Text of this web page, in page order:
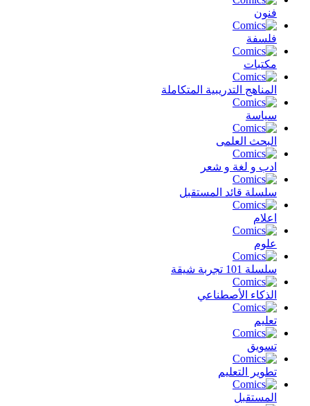
فنون
فلسفة
مكتبات
المناهج التدريبية المتكاملة
سياسة
البحث العلمى
ادب و لغة و شعر
سلسلة قائد المستقبل
اعلام
علوم
سلسلة 101 تجربة شيقة
الذكاء الأصطناعي
تعليم
تسويق
تطوير التعليم
المستقبل